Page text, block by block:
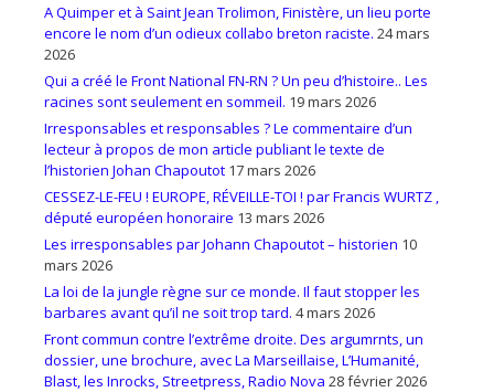
A Quimper et à Saint Jean Trolimon, Finistère, un lieu porte
encore le nom d’un odieux collabo breton raciste. 24 mars
2026
Qui a créé le Front National FN-RN ? Un peu d’histoire.. Les
racines sont seulement en sommeil. 19 mars 2026
Irresponsables et responsables ? Le commentaire d’un
lecteur à propos de mon article publiant le texte de
l’historien Johan Chapoutot 17 mars 2026
CESSEZ-LE-FEU ! EUROPE, RÉVEILLE-TOI ! par Francis WURTZ ,
député européen honoraire 13 mars 2026
Les irresponsables par Johann Chapoutot – historien 10
mars 2026
La loi de la jungle règne sur ce monde. Il faut stopper les
barbares avant qu’il ne soit trop tard. 4 mars 2026
Front commun contre l’extrême droite. Des argumrnts, un
dossier, une brochure, avec La Marseillaise, L’Humanité,
Blast, les Inrocks, Streetpress, Radio Nova 28 février 2026